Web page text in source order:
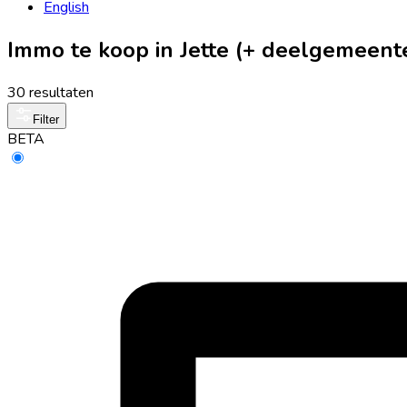
English
Immo te koop in Jette (+
30 resultaten
Filter
BETA